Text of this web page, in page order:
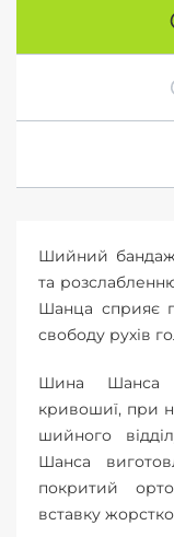
Шийний бандаж
та
Шанца сприяє
свободу рухів
Шина Шанса
кривошиї, при
шийного
Шанса
покритий
вставку